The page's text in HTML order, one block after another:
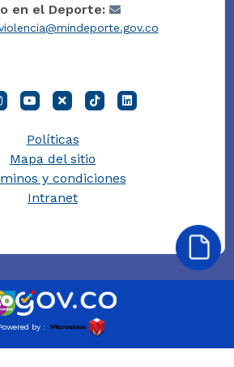
en el Deporte:
Políticas
Mapa del sitio
y condiciones
Intranet
by :